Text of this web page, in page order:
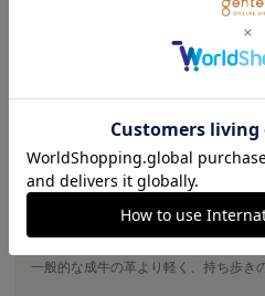
革らしさ”を盛り込んだシリーズ。
成牛手前のキップレザーは、クオイオ
み、本革のありのままの風合いを体現
水濡れは少しすると染み込んでゆくも
また、染み込んだ水分の蒸発による革
一般的な成牛の革より軽く、持ち歩き